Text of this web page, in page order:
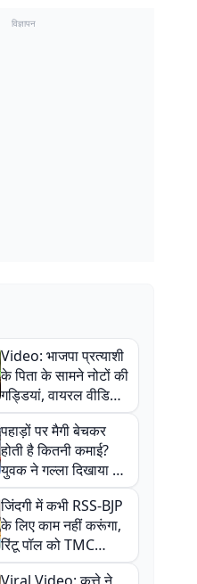
विज्ञापन
Video: भाजपा प्रत्याशी
के पिता के सामने नोटों की
गड्डियां, वायरल वीडियो
से राजनीति में उबाल,
अजित महतो बोले- TMC
की गंदी चाल
पहाड़ों पर मैगी बेचकर
होती है कितनी कमाई?
युवक ने गल्ला दिखाया तो
नौकरी वालों के खड़े हो गए
कान
जिंदगी में कभी RSS-BJP
के लिए काम नहीं करूंगा,
रिंटू पॉल को TMC
ऑफिस में ले जाकर पीटा,